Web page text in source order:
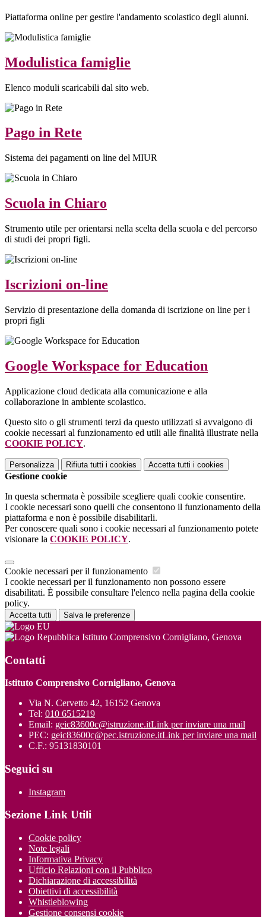
Piattaforma online per gestire l'andamento scolastico degli alunni.
Modulistica famiglie
Elenco moduli scaricabili dal sito web.
Pago in Rete
Sistema dei pagamenti on line del MIUR
Scuola in Chiaro
Strumento utile per orientarsi nella scelta della scuola e del percorso
di studi dei propri figli.
Iscrizioni on-line
Servizio di presentazione della domanda di iscrizione on line per i
propri figli
Google Workspace for Education
Applicazione cloud dedicata alla comunicazione e alla
collaborazione in ambiente scolastico.
Questo sito o gli strumenti terzi da questo utilizzati si avvalgono di
cookie necessari al funzionamento ed utili alle finalità illustrate nella
COOKIE POLICY.
Personalizza Rifiuta tutti i cookies Accetta tutti i cookies
Gestione cookie
In questa schermata è possibile scegliere quali cookie consentire.
I cookie necessari sono quelli che consentono il funzionamento della
piattaforma e non è possibile disabilitarli.
Per conoscere quali sono i cookie necessari al funzionamento potete
visionare la COOKIE POLICY.
Cookie necessari per il funzionamento
I cookie necessari per il funzionamento non possono essere
disabilitati. È possibile consultare l'elenco nella pagina della cookie
policy.
Accetta tutti Salva le preferenze
Istituto Comprensivo Cornigliano, Genova
Contatti
Istituto Comprensivo Cornigliano, Genova
Via N. Cervetto 42, 16152 Genova
Tel: 010 6515219
Email: geic83600c@istruzione.itLink per inviare una mail
PEC: geic83600c@pec.istruzione.itLink per inviare una mail
C.F.: 95131830101
Seguici su
Instagram
Sezione Link Utili
Cookie policy
Note legali
Informativa Privacy
Ufficio Relazioni con il Pubblico
Dichiarazione di accessibilità
Obiettivi di accessibilità
Whistleblowing
Gestione consensi cookie